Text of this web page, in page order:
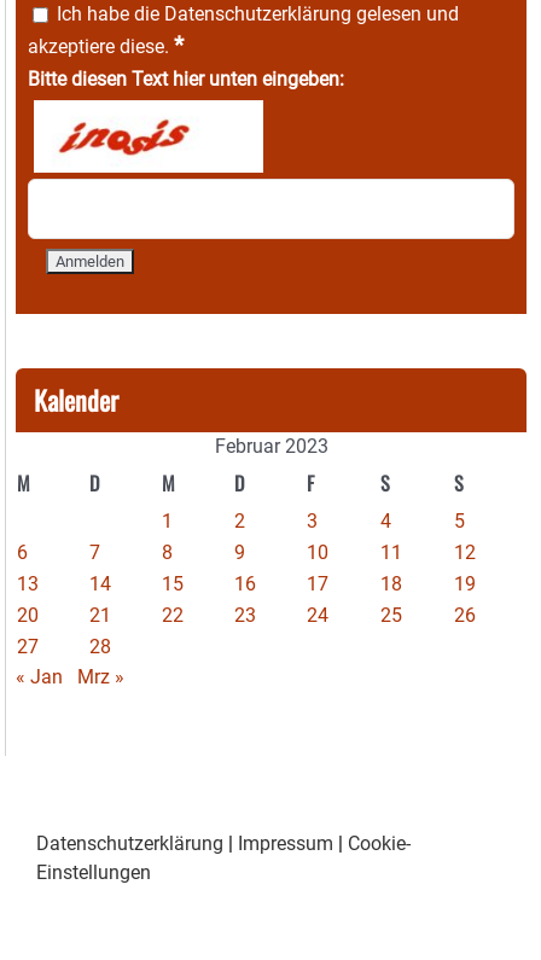
Ich habe die Datenschutzerklärung gelesen und
akzeptiere diese. *
Bitte diesen Text hier unten eingeben:
Kalender
Februar 2023
M D M D F S S
1 2 3 4
5
6
7 8 9 10 11
12
13
14 15 16 17 18
19
20
21 22 23 24 25
26
27
28
« Jan
Mrz »
Datenschutzerklärung | Impressum | Cookie-
Einstellungen